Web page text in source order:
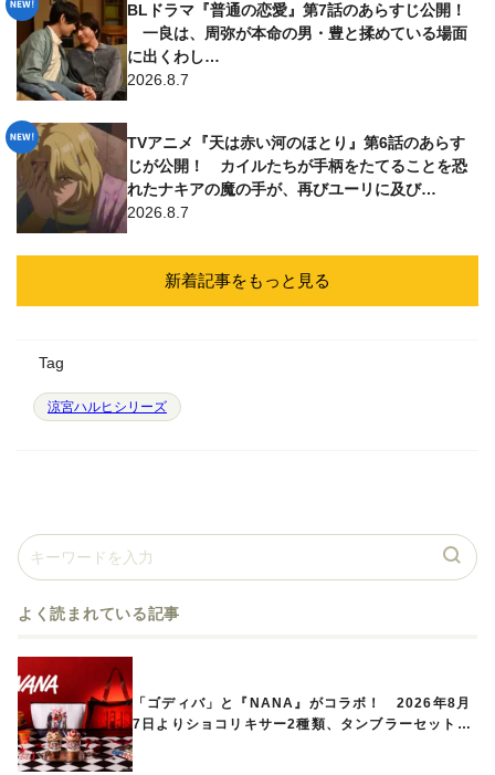
BLドラマ『普通の恋愛』第7話のあらすじ公開！
一良は、周弥が本命の男・豊と揉めている場面
に出くわし…
2026.8.7
TVアニメ『天は赤い河のほとり』第6話のあらす
じが公開！ カイルたちが手柄をたてることを恐
れたナキアの魔の手が、再びユーリに及び…
2026.8.7
新着記事をもっと見る
Tag
涼宮ハルヒシリーズ
よく読まれている記事
「ゴディバ」と『NANA』がコラボ！ 2026年8月
7日よりショコリキサー2種類、タンブラーセットな